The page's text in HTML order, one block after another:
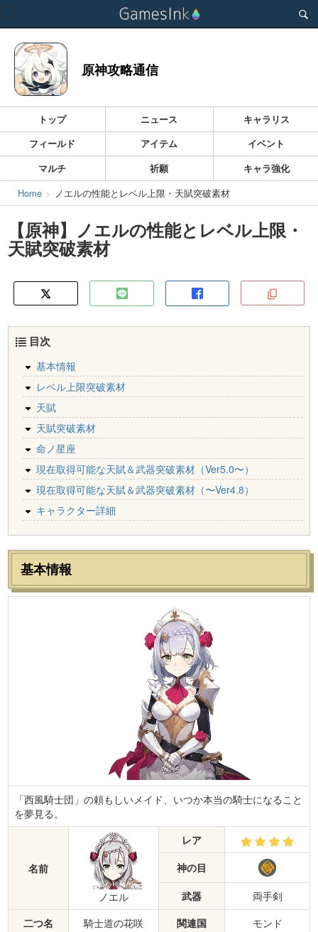
Toggle
原神攻略通信
トップ ニュース
キャラリス
フィールド
アイテム
イベント
マルチ
祈願
キャラ強化
Home
ノエルの性能とレベル上限・天賦突破素材
【原神】ノエルの性能とレベル上限・
天賦突破素材
目次
基本情報
レベル上限突破素材
天賦
天賦突破素材
命ノ星座
現在取得可能な天賦＆武器突破素材（Ver5.0〜）
現在取得可能な天賦＆武器突破素材（〜Ver4.8）
キャラクター詳細
基本情報
「西風騎士団」の頼もしいメイド、いつか本当の騎士になること
を夢見る。
名前
ノエル
レア
神の目
武器
両手剣
二つ名
騎士道の花咲 関連国
モンド